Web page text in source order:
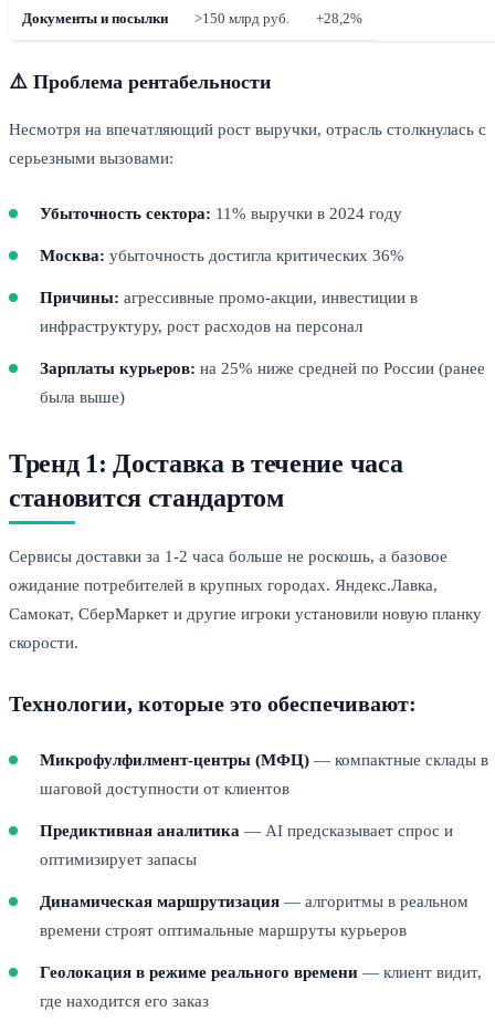
Документы и посылки >150 млрд руб. +28,2%
⚠️ Проблема рентабельности
Несмотря на впечатляющий рост выручки, отрасль столкнулась с
серьезными вызовами:
Убыточность сектора: 11% выручки в 2024 году
Москва: убыточность достигла критических 36%
Причины: агрессивные промо-акции, инвестиции в
инфраструктуру, рост расходов на персонал
Зарплаты курьеров: на 25% ниже средней по России (ранее
была выше)
Тренд 1: Доставка в течение часа
становится стандартом
Сервисы доставки за 1-2 часа больше не роскошь, а базовое
ожидание потребителей в крупных городах. Яндекс.Лавка,
Самокат, СберМаркет и другие игроки установили новую планку
скорости.
Технологии, которые это обеспечивают:
Микрофулфилмент-центры (МФЦ) — компактные склады в
шаговой доступности от клиентов
Предиктивная аналитика — AI предсказывает спрос и
оптимизирует запасы
Динамическая маршрутизация — алгоритмы в реальном
времени строят оптимальные маршруты курьеров
Геолокация в режиме реального времени — клиент видит,
где находится его заказ